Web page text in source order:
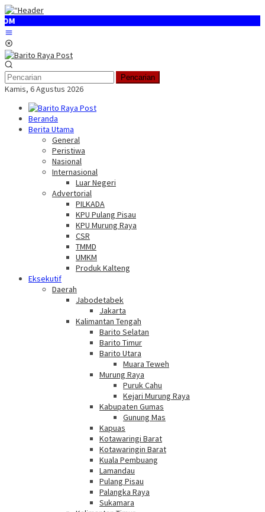
Loncat
ke
konten
Pencarian
Kamis, 6 Agustus 2026
Beranda
Berita Utama
General
Peristiwa
Nasional
Internasional
Luar Negeri
Advertorial
PILKADA
KPU Pulang Pisau
KPU Murung Raya
CSR
TMMD
UMKM
Produk Kalteng
Eksekutif
Daerah
Jabodetabek
Jakarta
Kalimantan Tengah
Barito Selatan
Barito Timur
Barito Utara
Muara Teweh
Murung Raya
Puruk Cahu
Kejari Murung Raya
Kabupaten Gumas
Gunung Mas
Kapuas
Kotawaringi Barat
Kotawaringin Barat
Kuala Pembuang
Lamandau
Pulang Pisau
Palangka Raya
Sukamara